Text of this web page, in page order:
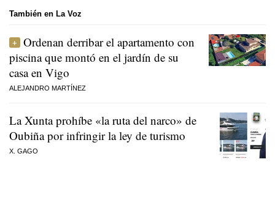
También en La Voz
Ordenan derribar el apartamento con
piscina que montó en el jardín de su
casa en Vigo
ALEJANDRO MARTÍNEZ
La Xunta prohíbe «la ruta del narco» de
Oubiña por infringir la ley de turismo
X. GAGO